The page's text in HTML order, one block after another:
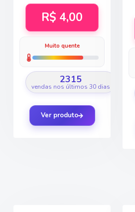
R$ 4,00
Muito quente
2315
vendas nos últimos 30 dias
Ver produto